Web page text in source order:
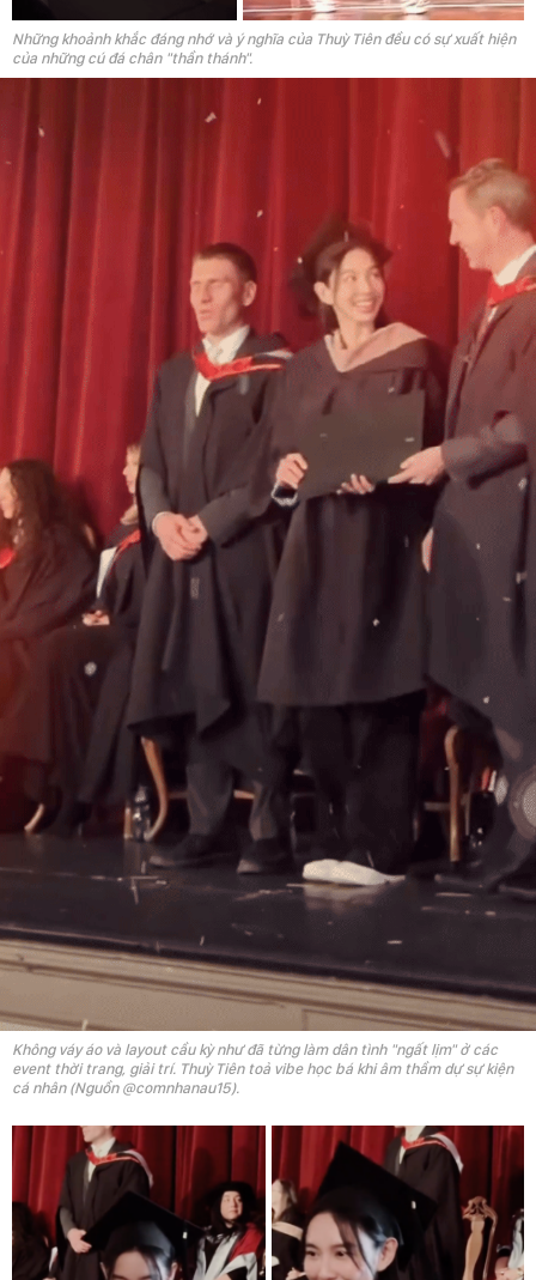
Những khoảnh khắc đáng nhớ và ý nghĩa của Thuỳ Tiên đều có sự xuất hiện
của những cú đá chân "thần thánh".
Không váy áo và layout cầu kỳ như đã từng làm dân tình "ngất lịm" ở các
event thời trang, giải trí. Thuỳ Tiên toả vibe học bá khi âm thầm dự sự kiện
cá nhân (Nguồn @comnhanau15).